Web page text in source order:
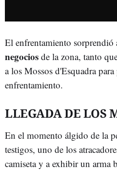
El enfrentamiento sorprendió
negocios de la zona, tanto
a los Mossos d'Esquadra
enfrentamiento.
LLEGADA DE LOS
En el momento álgido de la
testigos, uno de los
camiseta y a exhibir un arma